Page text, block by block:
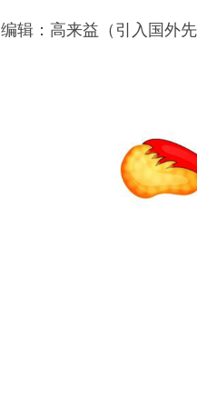
编辑：高来益（引入国外